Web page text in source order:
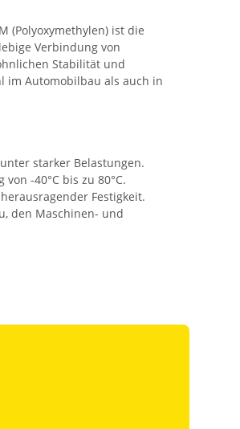
(Polyoxymethylen) ist die
Verbindung von
Stabilität und
im Automobilbau als auch in
starker Belastungen.
-40°C bis zu 80°C.
Festigkeit.
den Maschinen- und